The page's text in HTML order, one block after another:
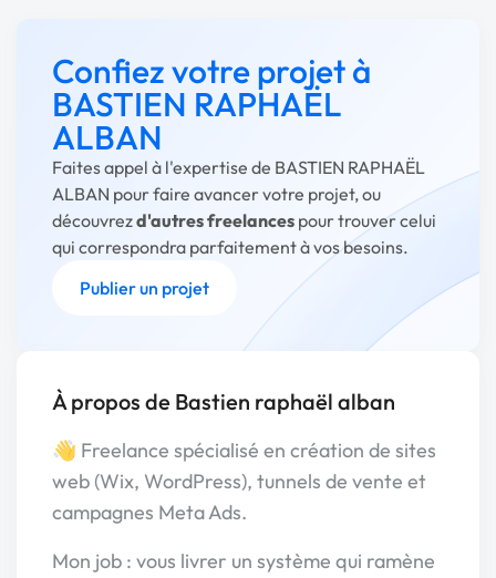
Confiez votre projet à
BASTIEN RAPHAËL
ALBAN
Faites appel à l'expertise de BASTIEN RAPHAËL
ALBAN pour faire avancer votre projet, ou
découvrezd'autres freelances pour trouver celui
qui correspondra parfaitement à vos besoins.
Publier un projet
À propos de Bastien raphaël alban
👋 Freelance spécialisé en création de sites
web (Wix, WordPress), tunnels de vente et
campagnes Meta Ads.
Mon job : vous livrer un système qui ramène